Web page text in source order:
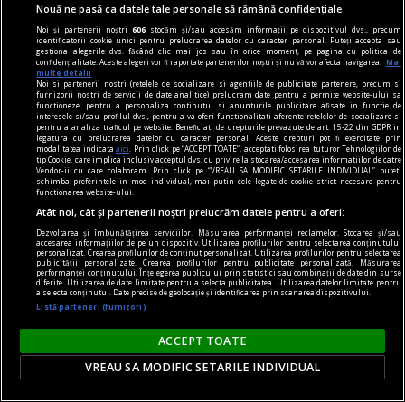
sandale
Cum să îți alegi sandalele pentru ținutele din
această vară? 7 recomandări
Vara îți schimbă ritmul și garderoba. Rochiile
devin mai lejere, pantalonii mai subțiri, iar
încălțămintea trebuie să țină pasul cu
temperaturile ridicate și cu planurile tale
spontane. O pereche bine aleasă de sandale îți
susține ținuta, dar și confortul zilnic – fie că
mergi la birou...
Nouă ne pasă ca datele tale personale să rămână confidențiale
Noi și partenerii noștri606 stocăm și/sau accesăm informații pe dispozitivul dvs., precum
identificatorii cookie unici pentru prelucrarea datelor cu caracter personal. Puteți accepta sau
gestiona alegerile dvs. făcând clic mai jos sau în orice moment, pe pagina cu politica de
confidențialitate. Aceste alegeri vor fi raportate partenerilor noștri și nu vă vor afecta navigarea.
Mai
multe detalii
Noi si partenerii nostri (retelele de socializare si agentiile de publicitate partenere, precum si
furnizorii nostri de servicii de date analitice) prelucram date pentru a permite website-ului sa
functioneze, pentru a personaliza continutul si anunturile publicitare afisate in functie de
interesele si/sau profilul dvs., pentru a va oferi functionalitati aferente retelelor de socializare si
pentru a analiza traficul pe website. Beneficiati de drepturile prevazute de art. 15-22 din GDPR in
legatura cu prelucrarea datelor cu caracter personal. Aceste drepturi pot fi exercitate prin
modalitatea indicataaici
. Prin click pe “ACCEPT TOATE”, acceptati folosirea tuturor Tehnologiilor de
tip Cookie, care implica inclusiv acceptul dvs. cu privire la stocarea/accesarea informatiilor de catre
Vendor-ii cu care colaboram. Prin click pe “VREAU SA MODIFIC SETARILE INDIVIDUAL” puteti
schimba preferintele in mod individual, mai putin cele legate de cookie strict necesare pentru
functionarea website-ului.
Atât noi, cât și partenerii noștri prelucrăm datele pentru a oferi:
Dezvoltarea și îmbunătățirea serviciilor. Măsurarea performanței reclamelor. Stocarea și/sau
accesarea informațiilor de pe un dispozitiv. Utilizarea profilurilor pentru selectarea conținutului
personalizat. Crearea profilurilor de conținut personalizat. Utilizarea profilurilor pentru selectarea
publicității personalizate. Crearea profilurilor pentru publicitate personalizată. Măsurarea
performanței conținutului. Înțelegerea publicului prin statistici sau combinații de date din surse
diferite. Utilizarea de date limitate pentru a selecta publicitatea. Utilizarea datelor limitate pentru
a selecta conținutul. Date precise de geolocație și identificarea prin scanarea dispozitivului.
Listă parteneri (furnizori)
ACCEPT TOATE
VREAU SA MODIFIC SETARILE INDIVIDUAL